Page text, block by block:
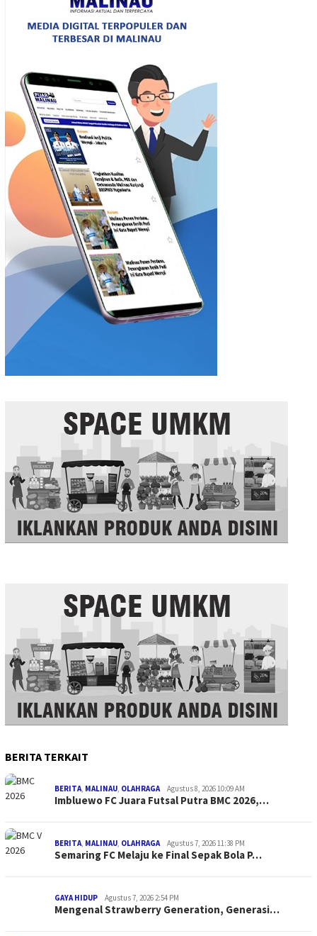
BERITA TERKAIT
BERITA, MALINAU, OLAHRAGA Agustus 8, 2026 10:09 AM
Imbluewo FC Juara Futsal Putra BMC 2026,…
BERITA, MALINAU, OLAHRAGA Agustus 7, 2026 11:38 PM
Semaring FC Melaju ke Final Sepak Bola P…
GAYA HIDUP Agustus 7, 2026 2:54 PM
Mengenal Strawberry Generation, Generasi…